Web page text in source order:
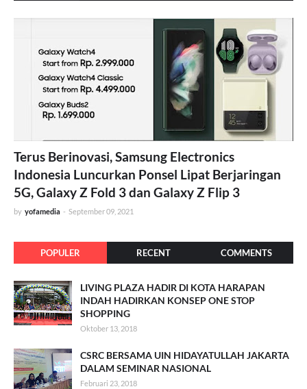
Terus Berinovasi, Samsung Electronics
Indonesia Luncurkan Ponsel Lipat Berjaringan
5G, Galaxy Z Fold 3 dan Galaxy Z Flip 3
by yofamedia - September 09, 2021
POPULER RECENT COMMENTS
LIVING PLAZA HADIR DI KOTA HARAPAN
INDAH HADIRKAN KONSEP ONE STOP
SHOPPING
Oktober 13, 2018
CSRC BERSAMA UIN HIDAYATULLAH JAKARTA
DALAM SEMINAR NASIONAL
Februari 23, 2018